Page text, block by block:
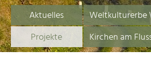
Aktuelles Weltkulturerbe
Projekte
Kirchen am